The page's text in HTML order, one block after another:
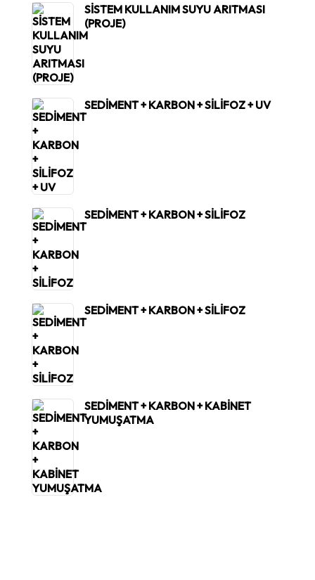
SİSTEM KULLANIM SUYU ARITMASI
(PROJE)
SEDİMENT + KARBON + SİLİFOZ + UV
SEDİMENT + KARBON + SİLİFOZ
SEDİMENT + KARBON + SİLİFOZ
SEDİMENT + KARBON + KABİNET
YUMUŞATMA